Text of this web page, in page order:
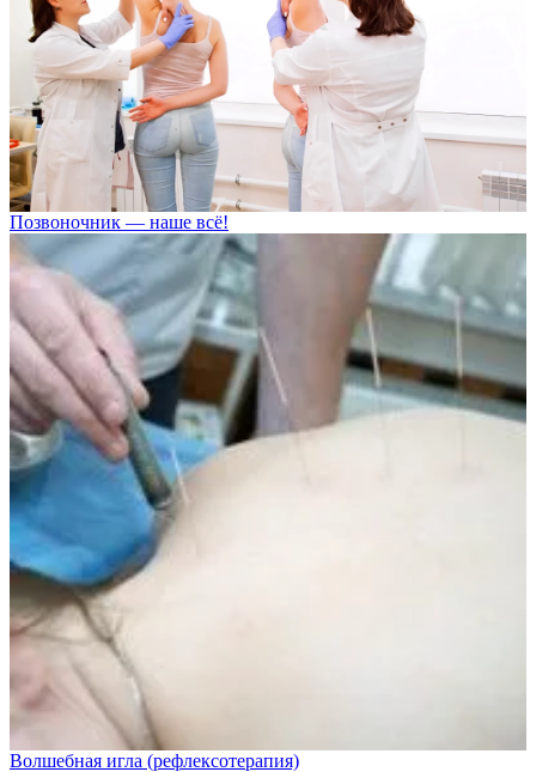
Позвоночник — наше всё!
Волшебная игла (рефлексотерапия)